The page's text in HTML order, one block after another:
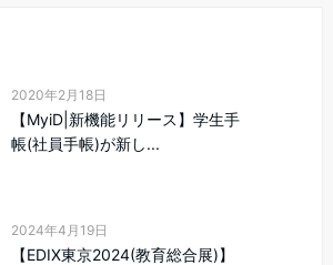
2020年2月18日
【MyiD|新機能リリース】学生手
帳(社員手帳)が新し...
2024年4月19日
【EDIX東京2024(教育総合展)】